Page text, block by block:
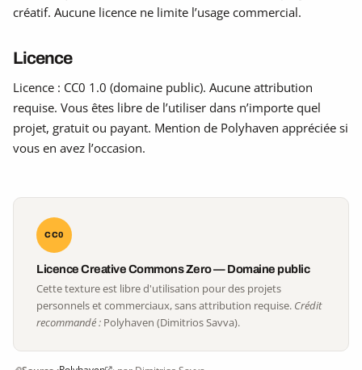
créatif. Aucune licence ne limite l’usage commercial.
Licence
Licence : CC0 1.0 (domaine public). Aucune attribution
requise. Vous êtes libre de l’utiliser dans n’importe quel
projet, gratuit ou payant. Mention de Polyhaven appréciée si
vous en avez l’occasion.
CC0
Licence Creative Commons Zero — Domaine public
Cette texture est libre d'utilisation pour des projets
personnels et commerciaux, sans attribution requise. Crédit
recommandé : Polyhaven (Dimitrios Savva).